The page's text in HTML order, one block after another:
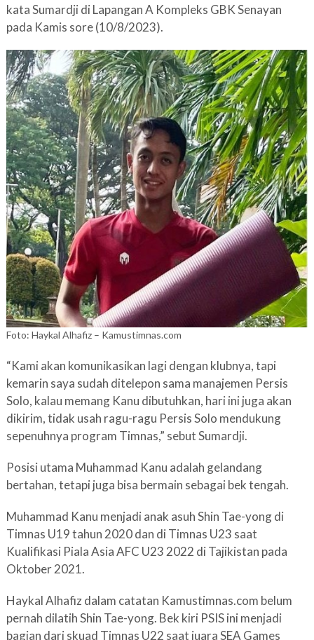
kata Sumardji di Lapangan A Kompleks GBK Senayan
pada Kamis sore (10/8/2023).
Foto: Haykal Alhafiz – Kamustimnas.com
“Kami akan komunikasikan lagi dengan klubnya, tapi
kemarin saya sudah ditelepon sama manajemen Persis
Solo, kalau memang Kanu dibutuhkan, hari ini juga akan
dikirim, tidak usah ragu-ragu Persis Solo mendukung
sepenuhnya program Timnas,” sebut Sumardji.
Posisi utama Muhammad Kanu adalah gelandang
bertahan, tetapi juga bisa bermain sebagai bek tengah.
Muhammad Kanu menjadi anak asuh Shin Tae-yong di
Timnas U19 tahun 2020 dan di Timnas U23 saat
Kualifikasi Piala Asia AFC U23 2022 di Tajikistan pada
Oktober 2021.
Haykal Alhafiz dalam catatan Kamustimnas.com belum
pernah dilatih Shin Tae-yong. Bek kiri PSIS ini menjadi
bagian dari skuad Timnas U22 saat juara SEA Games